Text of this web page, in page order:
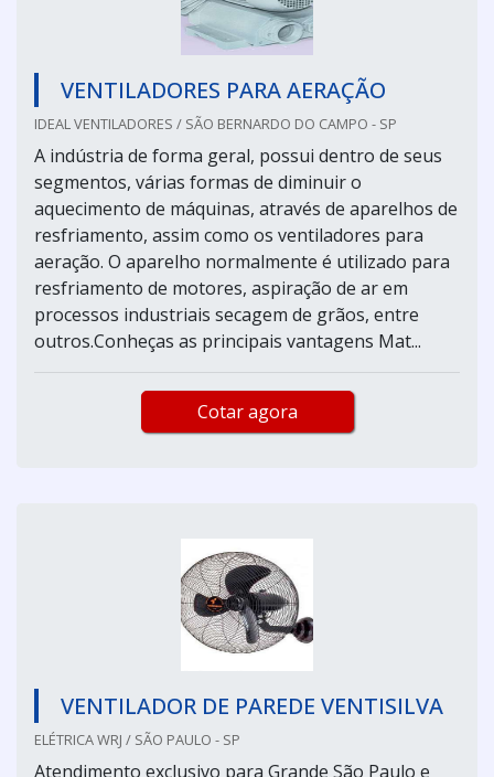
VENTILADORES PARA AERAÇÃO
IDEAL VENTILADORES / SÃO BERNARDO DO CAMPO - SP
A indústria de forma geral, possui dentro de seus
segmentos, várias formas de diminuir o
aquecimento de máquinas, através de aparelhos de
resfriamento, assim como os ventiladores para
aeração. O aparelho normalmente é utilizado para
resfriamento de motores, aspiração de ar em
processos industriais secagem de grãos, entre
outros.Conheças as principais vantagens Mat...
Cotar agora
VENTILADOR DE PAREDE VENTISILVA
ELÉTRICA WRJ / SÃO PAULO - SP
Atendimento exclusivo para Grande São Paulo e